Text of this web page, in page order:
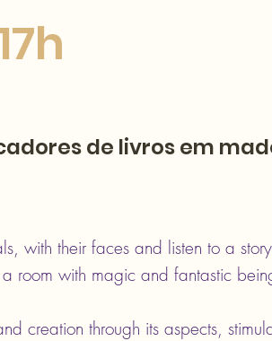
de livros em
with their faces and listen to a
room with magic and fantastic
creation through its aspects,